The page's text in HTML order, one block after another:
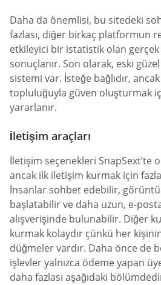
Daha da önemlisi, bu sitedeki
fazlası, diğer birkaç platformun
etkileyici bir istatistik olan gerçek
sonuçlanır. Son olarak, eski
sistemi var. İsteğe bağlıdır,
topluluğuyla güven oluşturmak
yararlanır.
İletişim araçları
İletişim seçenekleri SnapSext’te
ancak ilk iletişim kurmak için
İnsanlar sohbet edebilir,
başlatabilir ve daha uzun, e-
alışverişinde bulunabilir. Diğer
kurmak kolaydır çünkü her
düğmeler vardır. Daha önce de
işlevler yalnızca ödeme yapan
daha fazlası aşağıdaki